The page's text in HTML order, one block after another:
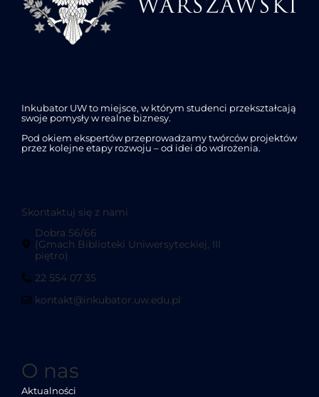
Inkubator UW to miejsce, w którym studenci przekształcają
swoje pomysły w realne biznesy.
Pod okiem ekspertów przeprowadzamy twórców projektów
przez kolejne etapy rozwoju – od idei do wdrożenia.
Skontaktuj się z nami
Dobra 56/66
(Gmach Biblioteki Uniwersyteckiej, III
piętro)
22 554 07 35
kontakt@inkubator.uw.edu.pl
O nas
Aktualności